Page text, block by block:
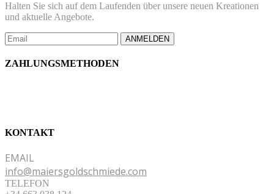
Halten Sie sich auf dem Laufenden über unsere neuen Kreationen
und aktuelle Angebote.
ANMELDEN
ZAHLUNGSMETHODEN
KONTAKT
EMAIL
info@maiersgoldschmiede.com
TELEFON